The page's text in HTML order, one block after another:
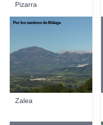
Pizarra
Zalea
Por los caminos de Málaga